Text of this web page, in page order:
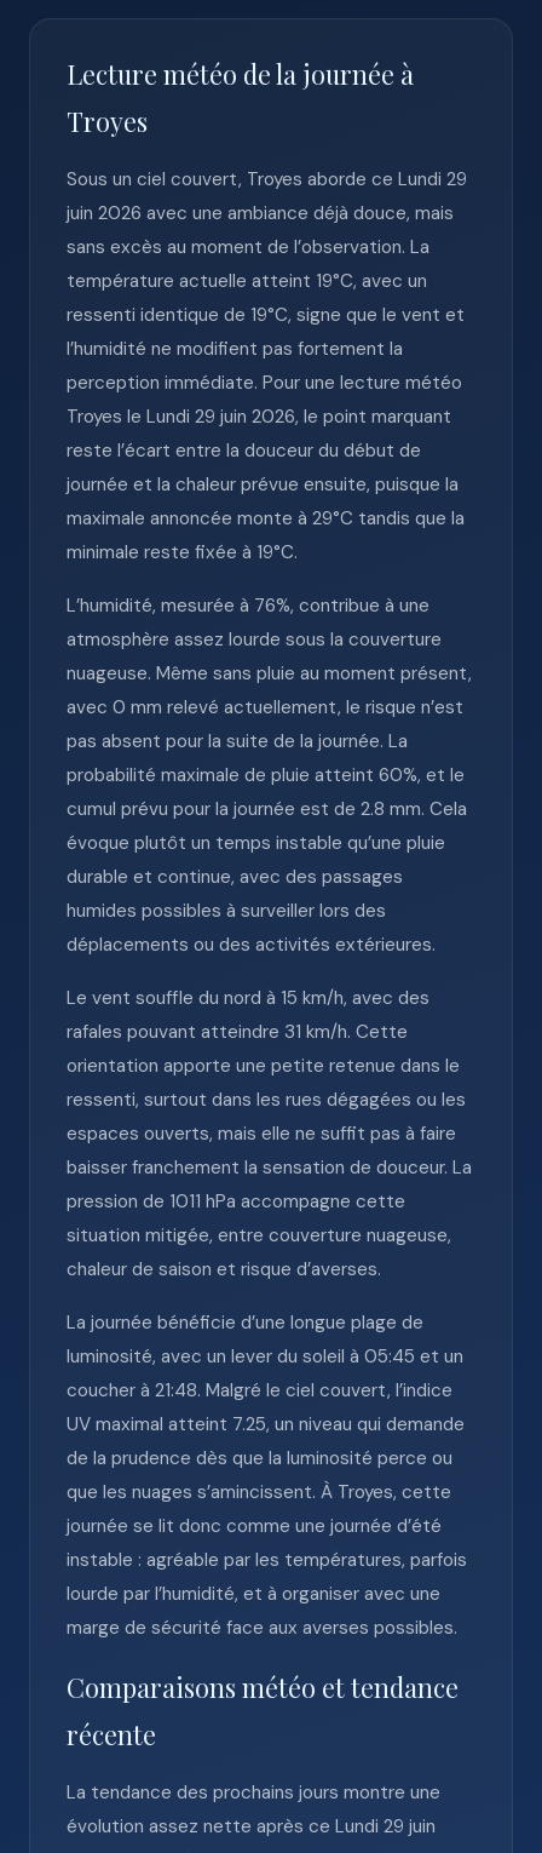
Lecture météo de la journée à
Troyes
Sous un ciel couvert, Troyes aborde ce Lundi 29
juin 2026 avec une ambiance déjà douce, mais
sans excès au moment de l’observation. La
température actuelle atteint 19°C, avec un
ressenti identique de 19°C, signe que le vent et
l’humidité ne modifient pas fortement la
perception immédiate. Pour une lecture météo
Troyes le Lundi 29 juin 2026, le point marquant
reste l’écart entre la douceur du début de
journée et la chaleur prévue ensuite, puisque la
maximale annoncée monte à 29°C tandis que la
minimale reste fixée à 19°C.
L’humidité, mesurée à 76%, contribue à une
atmosphère assez lourde sous la couverture
nuageuse. Même sans pluie au moment présent,
avec 0 mm relevé actuellement, le risque n’est
pas absent pour la suite de la journée. La
probabilité maximale de pluie atteint 60%, et le
cumul prévu pour la journée est de 2.8 mm. Cela
évoque plutôt un temps instable qu’une pluie
durable et continue, avec des passages
humides possibles à surveiller lors des
déplacements ou des activités extérieures.
Le vent souffle du nord à 15 km/h, avec des
rafales pouvant atteindre 31 km/h. Cette
orientation apporte une petite retenue dans le
ressenti, surtout dans les rues dégagées ou les
espaces ouverts, mais elle ne suffit pas à faire
baisser franchement la sensation de douceur. La
pression de 1011 hPa accompagne cette
situation mitigée, entre couverture nuageuse,
chaleur de saison et risque d’averses.
La journée bénéficie d’une longue plage de
luminosité, avec un lever du soleil à 05:45 et un
coucher à 21:48. Malgré le ciel couvert, l’indice
UV maximal atteint 7.25, un niveau qui demande
de la prudence dès que la luminosité perce ou
que les nuages s’amincissent. À Troyes, cette
journée se lit donc comme une journée d’été
instable : agréable par les températures, parfois
lourde par l’humidité, et à organiser avec une
marge de sécurité face aux averses possibles.
Comparaisons météo et tendance
récente
La tendance des prochains jours montre une
évolution assez nette après ce Lundi 29 juin